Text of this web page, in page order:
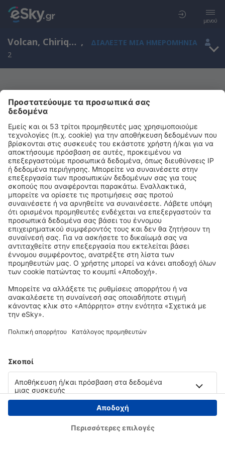
μενού
Volcan, Chiriquí, Παναμάς ,
ΔΙΑΛΈΞΤΕ ΜΙΑ ΗΜΕΡΟΜΗΝΊΑ
2
Μας συγχωρείτε, δεν υπάρχουν
αποτελέσματα για την αναζήτησή σας
Προσπαθήστε να κάνετε αναζήτηση με διαφορετικά κριτήρια
Copyright © eSky.gr. Με την επιφύλαξη παντός νομίμου δικαιώματος.